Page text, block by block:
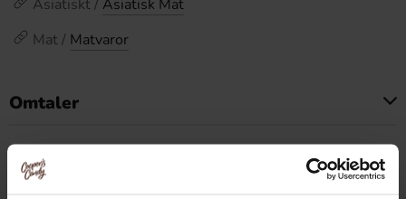
Asiatiskt / Asiatisk Mat
Mat / Matvaror
Omtaler
Dette produktet har ingen anmeldelser
Prishistorikk